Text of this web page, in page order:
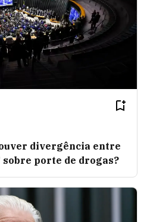
divergência entre
sobre porte de drogas?